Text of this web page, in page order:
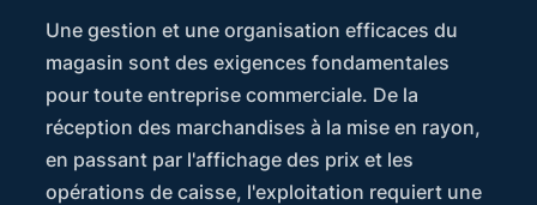
Une gestion et une organisation efficaces du
magasin sont des exigences fondamentales
pour toute entreprise commerciale. De la
réception des marchandises à la mise en rayon,
en passant par l'affichage des prix et les
opérations de caisse, l'exploitation requiert une